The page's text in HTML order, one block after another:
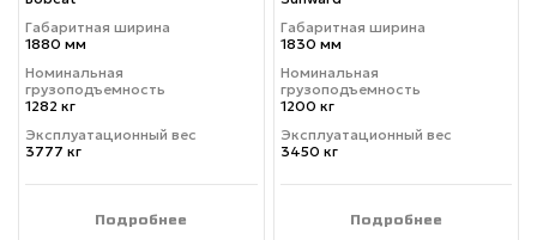
Габаритная ширина
1880 мм
Номинальная
грузоподъемность
1282 кг
Эксплуатационный вес
3777 кг
Подробнее
Габаритная ширина
1830 мм
Номинальная
грузоподъемность
1200 кг
Эксплуатационный вес
3450 кг
Подробнее